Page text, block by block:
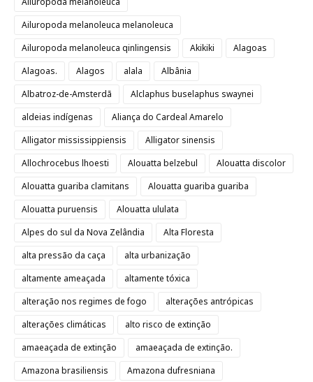
Ailuropoda melanoleuca melanoleuca
Ailuropoda melanoleuca qinlingensis
Akikiki
Alagoas
Alagoas.
Alagos alala
Albânia
Albatroz-de-Amsterdã
Alclaphus buselaphus swaynei
aldeias indígenas
Aliança do Cardeal Amarelo
Alligator mississippiensis
Alligator sinensis
Allochrocebus lhoesti
Alouatta belzebul
Alouatta discolor
Alouatta guariba clamitans
Alouatta guariba guariba
Alouatta puruensis
Alouatta ululata
Alpes do sul da Nova Zelândia
Alta Floresta
alta pressão da caça
alta urbanização
altamente ameaçada
altamente tóxica
alteração nos regimes de fogo
alterações antrópicas
alterações climáticas
alto risco de extinção
amaeaçada de extinção
amaeaçada de extinção.
Amazona brasiliensis
Amazona dufresniana